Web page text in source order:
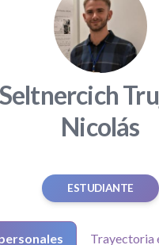
Seltnercich
Nicolás
ESTUDIANTE
Trayectoria